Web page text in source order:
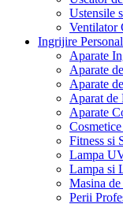
Ustensile
Ventilator
Ingrijire
Aparate
Aparate
Aparate
Aparat de
Aparate
Fitness si
Lampa
Lampa si
Masina
Perii